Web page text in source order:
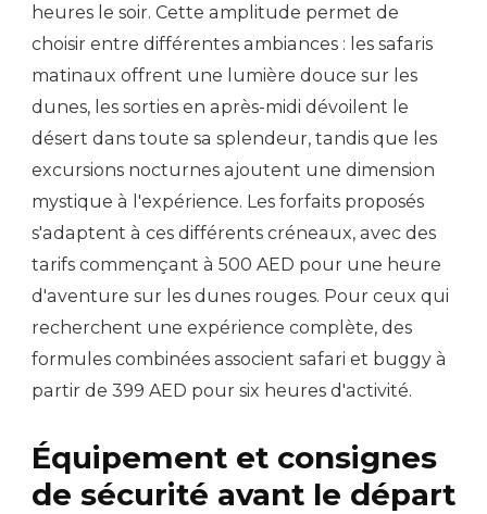
heures le soir. Cette amplitude permet de
choisir entre différentes ambiances : les safaris
matinaux offrent une lumière douce sur les
dunes, les sorties en après-midi dévoilent le
désert dans toute sa splendeur, tandis que les
excursions nocturnes ajoutent une dimension
mystique à l'expérience. Les forfaits proposés
s'adaptent à ces différents créneaux, avec des
tarifs commençant à 500 AED pour une heure
d'aventure sur les dunes rouges. Pour ceux qui
recherchent une expérience complète, des
formules combinées associent safari et buggy à
partir de 399 AED pour six heures d'activité.
Équipement et consignes
de sécurité avant le départ